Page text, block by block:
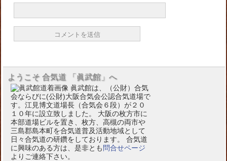
ようこそ 合気道 「眞武館」へ
眞武館は、（公財）合気
会ならびに(公財)大阪合気会公認合気道場で
す。江見博文道場長（合気会６段）が２０
１０年に設立致しました。 大阪の枚方市に
本部道場ビルを置き、枚方、高槻の両市や
三島郡島本町を合気道普及活動地域として
日々合気道の研鑽をしております。 合気道
に興味のある方は、是非とも 問合せページ
よりご連絡下さい。